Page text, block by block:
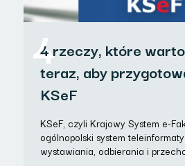
4
4 rzeczy, które
teraz, aby
KSeF
KSeF, czyli Krajowy System e-
ogólnopolski system
wystawiania, odbierania i